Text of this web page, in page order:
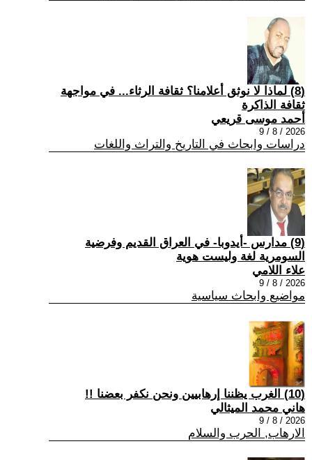
(8) لماذا لا نوثق أعلامنا؟ ثقافة الرثاء... في مواجهة
ثقافة الذاكرة
أحمد موسى قريعي
2026 / 8 / 9
دراسات وابحاث في التاريخ والتراث واللغات
(9) مدارس -أيدوبا- في العراق القديم وفرضية
السومرية لغة وليست هوية
علاء اللامي
2026 / 8 / 9
مواضيع وابحاث سياسية
(10) الغرب يظننا إرهابيين ونحن نكفر بعضنا !!
هاني محمد الميثالي
2026 / 8 / 9
الارهاب, الحرب والسلام